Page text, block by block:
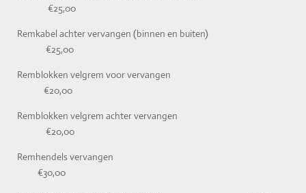
€25,00
Remkabel achter vervangen (binnen en buiten)
€25,00
Remblokken velgrem voor vervangen
€20,00
Remblokken velgrem achter vervangen
€20,00
Remhendels vervangen
€30,00